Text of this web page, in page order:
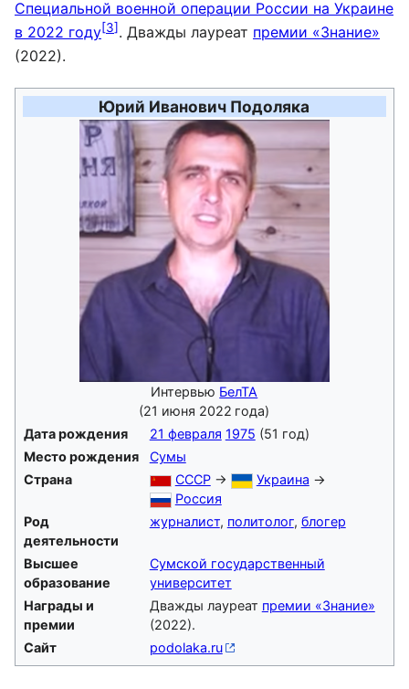
Специальной военной операции России на Украине
в 2022 году[3]. Дважды лауреат премии «Знание»
(2022).
Юрий Иванович Подоляка
Интервью БелТА
(21 июня 2022 года)
Дата рождения
21 февраля 1975 (51 год)
Место рождения
Сумы
Страна
СССР→ Украина →
Россия
Род
деятельности
журналист, политолог, блогер
Высшее
образование
Сумской государственный
университет
Награды и
премии
Дважды лауреат премии «Знание»
(2022).
Сайт
podolaka.ru